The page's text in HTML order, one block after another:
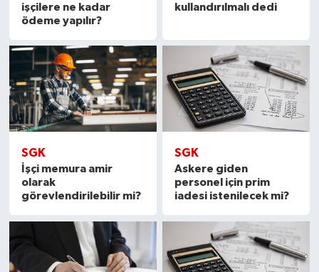
işçilere ne kadar
ödeme yapılır?
kullandırılmalı dedi
SGK
İşçi memura amir
olarak
görevlendirilebilir mi?
SGK
Askere giden
personel için prim
iadesi istenilecek mi?